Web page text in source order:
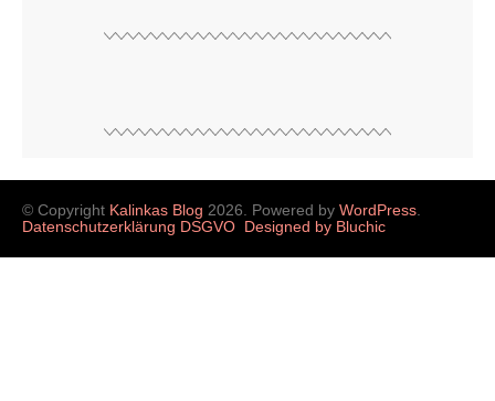
© Copyright Kalinkas Blog 2026. Powered by WordPress
Datenschutzerklärung DSGVO
Designed by Bluchic